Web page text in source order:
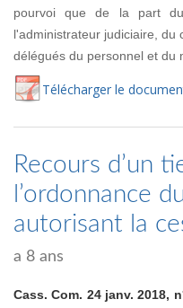
pourvoi que de la part
l'administrateur judiciaire,
délégués du personnel et du
Télécharger le
Recours d’un
l’ordonnance
autorisant la
a 8 ans
Cass. Com. 24 janv. 2018,